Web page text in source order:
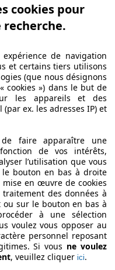
221 KW
(300 PS)
Ø
l/
cookies pour
de navigation
et certains tiers utilisons
(que nous désignons
cookies ») dans le but de
les appareils et des
ex. les adresses IP) et
faire apparaître une
de vos intérêts,
l’utilisation que vous
bouton en bas à droite
en œuvre de cookies
des données à
sur le bouton en bas à
à une sélection
voulez vous opposer au
personnel reposant
Si vous ne voulez
, veuillez cliquer ici.